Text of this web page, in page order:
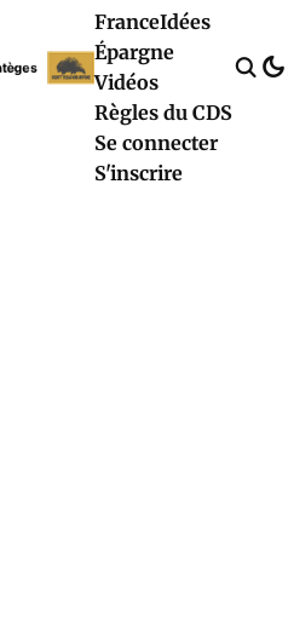
FranceIdées
Épargne
Vidéos
Règles du CDS
Se connecter
S'inscrire